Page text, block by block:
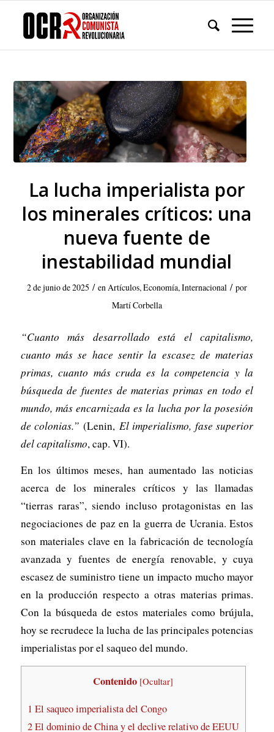
La lucha imperialista por
los minerales críticos: una
nueva fuente de
inestabilidad mundial
2 de junio de 2025 / enArtículos,Economía,Internacional / por
Martí Corbella
“Cuanto más desarrollado está el capitalismo,
cuanto más se hace sentir la escasez de materias
primas, cuanto más cruda es la competencia y la
búsqueda de fuentes de materias primas en todo el
mundo, más encarnizada es la lucha por la posesión
de colonias.” (Lenin, El imperialismo, fase superior
del capitalismo, cap. VI).
En los últimos meses, han aumentado las noticias
acerca de los minerales críticos y las llamadas
“tierras raras”, siendo incluso protagonistas en las
negociaciones de paz en la guerra de Ucrania. Estos
son materiales clave en la fabricación de tecnología
avanzada y fuentes de energía renovable, y cuya
escasez de suministro tiene un impacto mucho mayor
en la producción respecto a otras materias primas.
Con la búsqueda de estos materiales como brújula,
hoy se recrudece la lucha de las principales potencias
imperialistas por el saqueo del mundo.
Contenido [Ocultar]
1 El saqueo imperialista del Congo
2El dominio de China y el declive relativo de EEUU